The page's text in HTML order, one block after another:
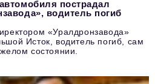
пострадал
водитель погиб
«Уралдронзавода»
Исток, водитель погиб, сам
состоянии.